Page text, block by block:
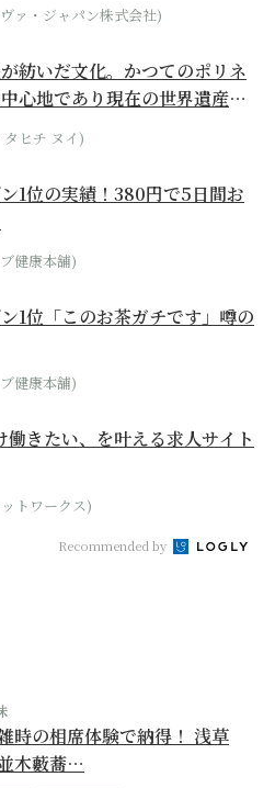
ァ・ジャパン株式会社)
紡いだ文化。かつてのポリネ
心地であり現在の世界遺産か
くる...
タヒチ ヌイ)
1位の実績！380円で5日間お
健康本舗)
1位「このお茶ガチです」噂の
健康本舗)
働きたい、を叶える求人サイト
トワークス)
Recommended by
時の相席体験で納得！ 浅草
並木藪蕎…